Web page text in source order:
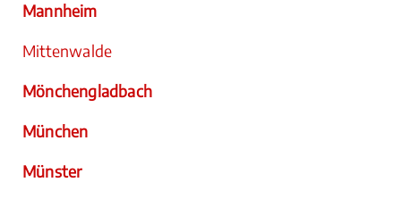
Mannheim
Mittenwalde
Mönchengladbach
München
Münster